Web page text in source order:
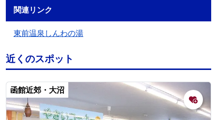
関連リンク
東前温泉しんわの湯
近くのスポット
函館近郊・大沼